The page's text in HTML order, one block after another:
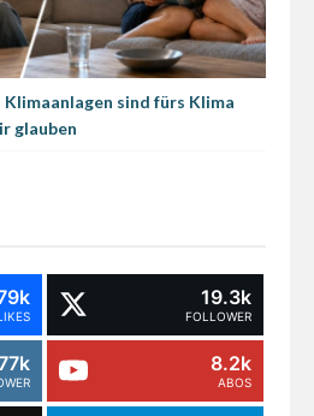
sind fürs Klima
glauben
19.3k
FOLLOWER
8.2k
ABOS